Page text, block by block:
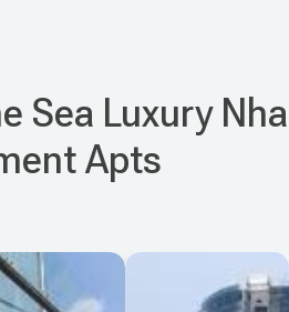
Sea Luxury Nha
Apts